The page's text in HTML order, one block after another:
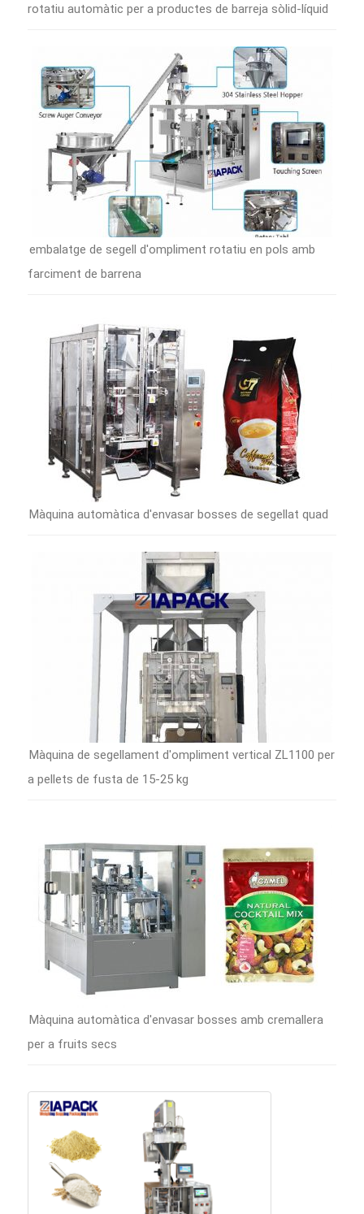
rotatiu automàtic per a productes de barreja sòlid-líquid
embalatge de segell d'ompliment rotatiu en pols amb
farciment de barrena
Màquina automàtica d'envasar bosses de segellat quad
Màquina de segellament d'ompliment vertical ZL1100 per
a pellets de fusta de 15-25 kg
Màquina automàtica d'envasar bosses amb cremallera
per a fruits secs